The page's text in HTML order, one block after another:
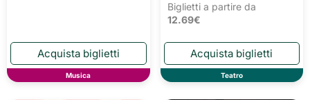
Musica
Biglietti a partire da
12.69€
Teatro